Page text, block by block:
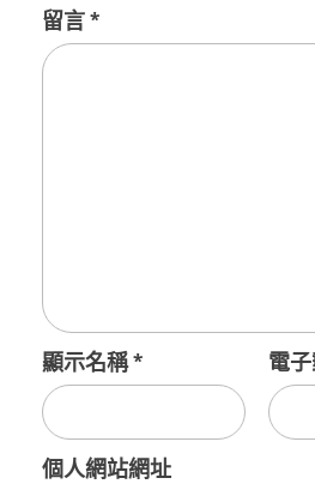
留言*
顯示名稱* 電
個人網站網址